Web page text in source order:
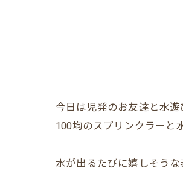
今日は児発のお友達と水
100均のスプリンクラーと
水が出るたびに嬉しそう